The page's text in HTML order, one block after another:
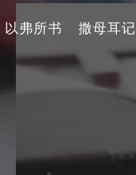
以弗所书 撒母耳记